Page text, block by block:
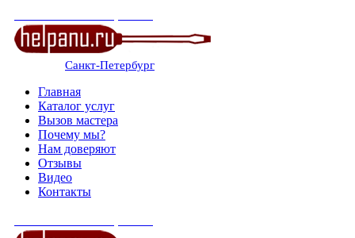
Санкт-Петербург
Главная
Каталог услуг
Вызов мастера
Почему мы?
Нам доверяют
Отзывы
Видео
Контакты